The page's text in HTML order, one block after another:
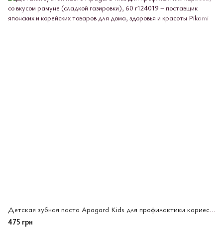
Детская зубная паста Apagard Kids для профилактики кариеса, со вкусом рамуне (сладкой газировки), 60 г
475 грн